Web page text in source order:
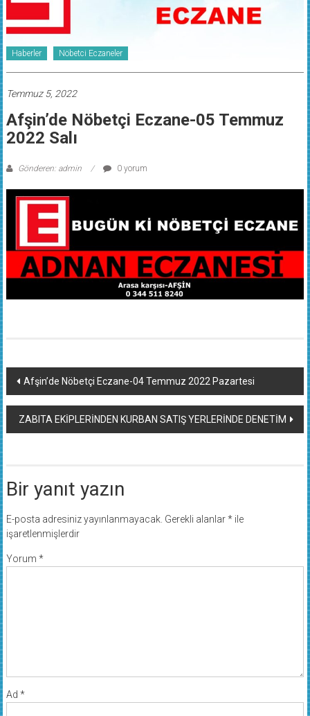
Haberler Nöbetci Eczaneler
Temmuz 5, 2022
Afşin’de Nöbetçi Eczane-05 Temmuz
2022 Salı
Gönderen: admin 0 yorum
Yazı
dolaşımı
Afşin’de Nöbetçi Eczane-04 Temmuz 2022 Pazartesi
ZABITA EKİPLERİNDEN KURBAN SATIŞ YERLERİNDE DENETİM
Bir yanıt yazın
E-posta adresiniz yayınlanmayacak. Gerekli alanlar*ile
işaretlenmişlerdir
Yorum *
Ad *